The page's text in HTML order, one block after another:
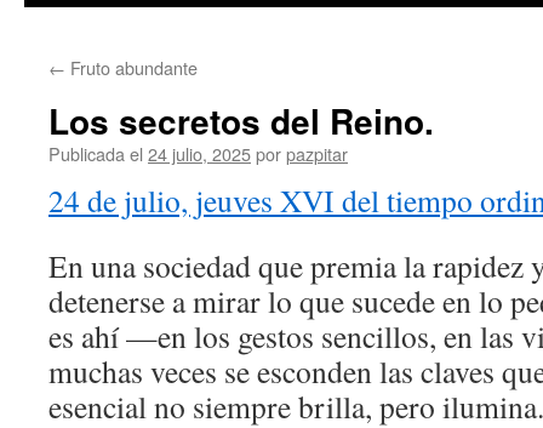
← Fruto abundante
Los secretos del Reino.
Publicada el 24 julio, 2025porpazpitar
24 de julio, jeuves XVI del tiempo
En una sociedad que premia la rapidez
detenerse a mirar lo que sucede en lo
es ahí —en los gestos sencillos, en las
muchas veces se esconden las claves
esencial no siempre brilla, pero ilumina.